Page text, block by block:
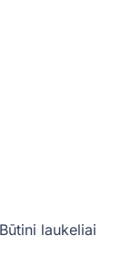
Būtini laukeliai